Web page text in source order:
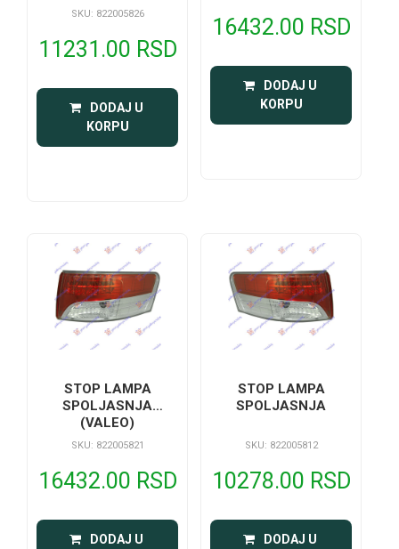
SKU: 822005826
11231.00 RSD
DODAJ U
KORPU
16432.00 RSD
DODAJ U
KORPU
STOP LAMPA
SPOLJASNJA
(VALEO)
SKU: 822005821
16432.00 RSD
DODAJ U
STOP LAMPA
SPOLJASNJA
SKU: 822005812
10278.00 RSD
DODAJ U